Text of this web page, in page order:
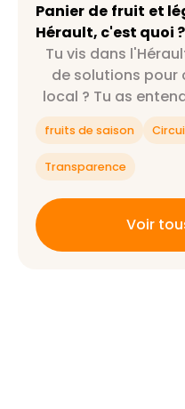
Panier de fruit et
Hérault, c'est quoi ?
Tu vis dans
de solutions pour
local ? Tu as
tu ne sais pas
Alors cet
fruits de saison
Transparence
Voir